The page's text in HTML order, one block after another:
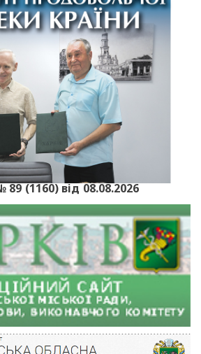
(1160) від 08.08.2026